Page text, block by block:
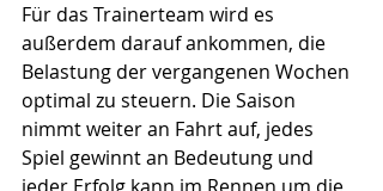
Für das Trainerteam wird es
außerdem darauf ankommen, die
Belastung der vergangenen Wochen
optimal zu steuern. Die Saison
nimmt weiter an Fahrt auf, jedes
Spiel gewinnt an Bedeutung und